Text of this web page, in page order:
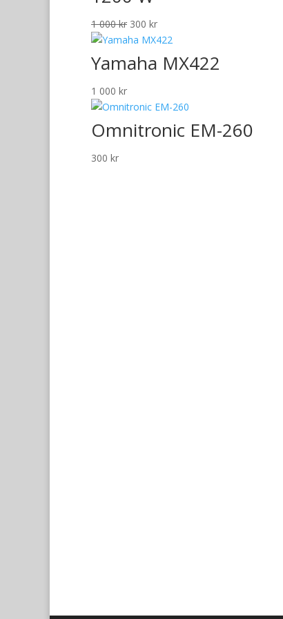
1 000kr Det
ursprungliga
priset
var:
000 kr.
300 krDet
nuvarande
priset
är:
Yamaha MX422
1 000 kr
Omnitronic EM-260
300 kr